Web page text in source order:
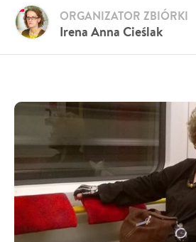
Irena Anna Cieślak
ORGANIZATOR ZBIÓRKI